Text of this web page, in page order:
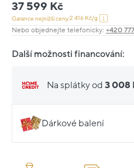
37 599 Kč
Garance nejnižší ceny:2 416 Kč/g
Nebo objednejte telefonicky: +420
Další možnosti financování:
Na splátky od 3 008
Dárkové balení